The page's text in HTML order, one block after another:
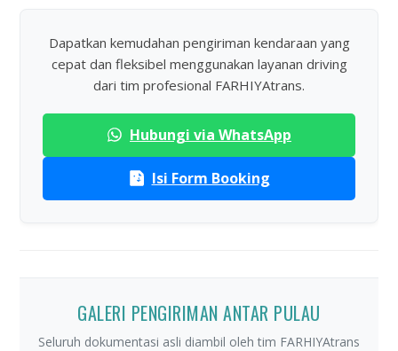
Dapatkan kemudahan pengiriman kendaraan yang
cepat dan fleksibel menggunakan layanan driving
dari tim profesional FARHIYAtrans.
Hubungi via WhatsApp
Isi Form Booking
GALERI PENGIRIMAN ANTAR PULAU
Seluruh dokumentasi asli diambil oleh tim FARHIYAtrans